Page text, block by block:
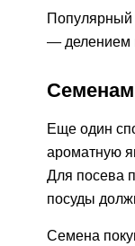
Популярный
— делением
Еще один
ароматную
Для посева
посуды
Семена